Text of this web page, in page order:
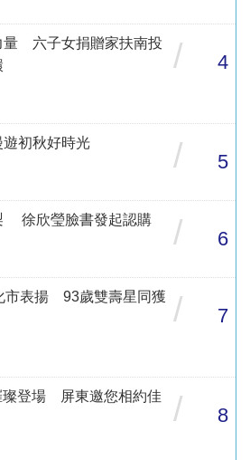
量 六子女捐贈家扶南投
/ 4
初秋好時光
/ 5
徐欣瑩臉書發起認購
/ 6
市表揚 93歲雙壽星同獲 / 7
璨登場 屏東邀您相約佳
/ 8